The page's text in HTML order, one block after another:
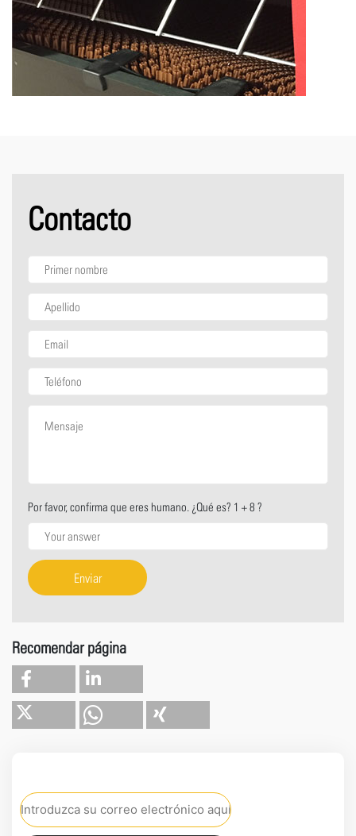
Contacto
Por favor, confirma que eres humano. ¿Qué es? 1 + 8 ?
Enviar
Recomendar página